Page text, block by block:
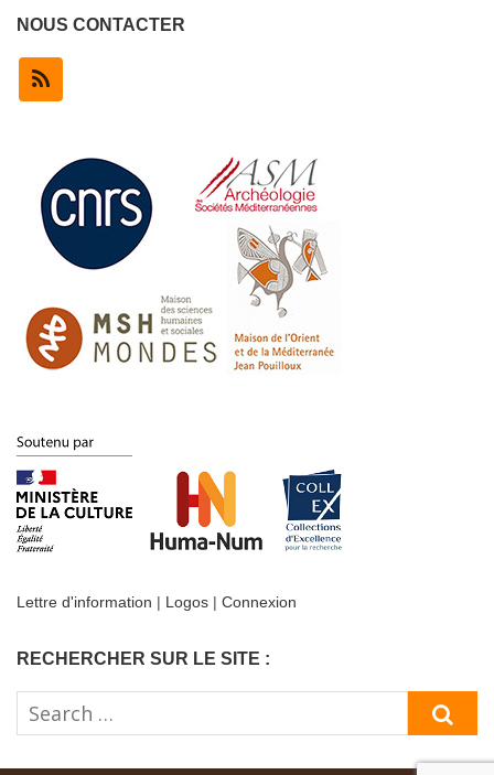
NOUS CONTACTER
Lettre d'information | Logos | Connexion
RECHERCHER SUR LE SITE :
Search